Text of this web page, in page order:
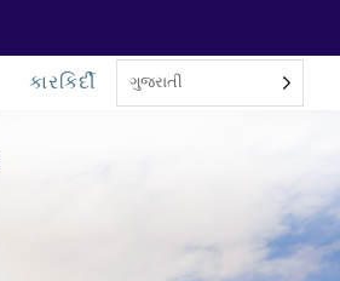
કારકિર્દી ગુજરાતી